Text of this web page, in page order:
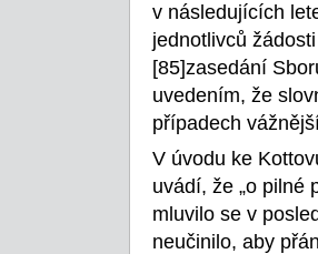
v následujících
jednotlivců
[85]zasedání
uvedením, že
případech
V úvodu ke
uvádí, že „o pilné
mluvilo se v
neučinilo, aby